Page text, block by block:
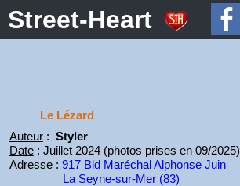
Street-Heart
Le Lézard
Auteur: Styler
Date: Juillet 2024 (photos prises en 09/2025)
Adresse: 917 Bld Maréchal Alphonse Juin
La Seyne-sur-Mer (83)